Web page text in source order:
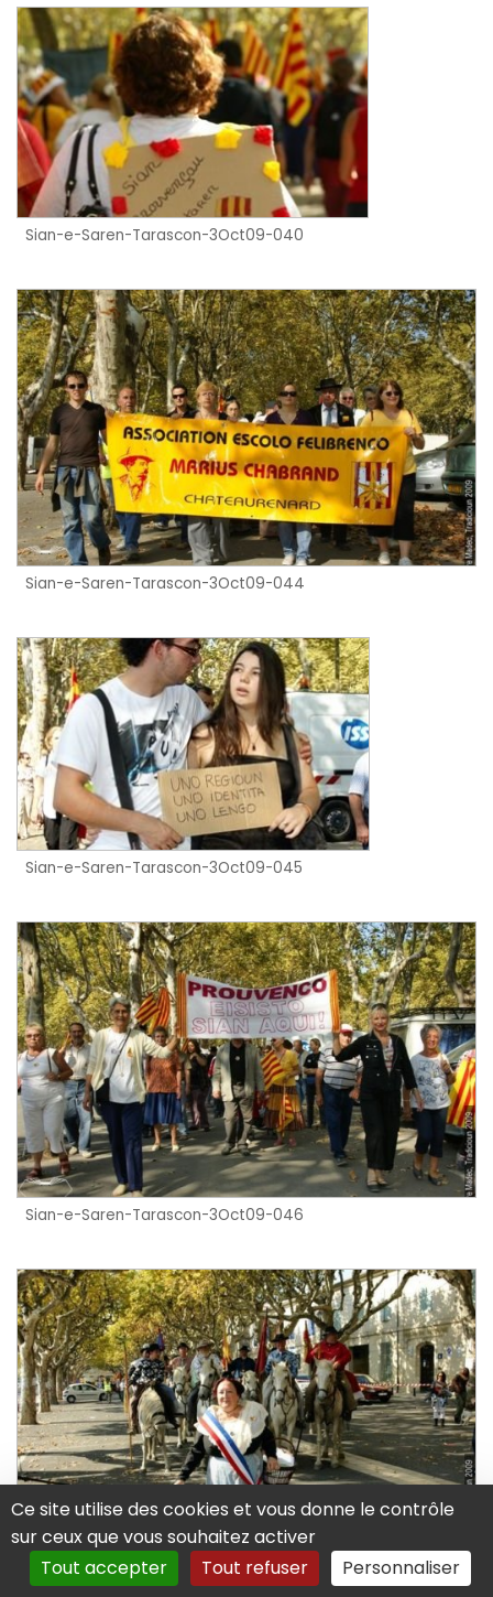
Ce site utilise des cookies et vous donne le contrôle
sur ceux que vous souhaitez activer
Tout accepter
Tout refuser Personnaliser
Sian-e-Saren-Tarascon-3Oct09-040
Sian-e-Saren-Tarascon-3Oct09-044
Sian-e-Saren-Tarascon-3Oct09-045
Sian-e-Saren-Tarascon-3Oct09-046
Sian-e-Saren-Tarascon-3Oct09-049